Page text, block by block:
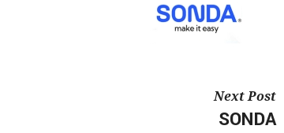
Next Post
SONDA